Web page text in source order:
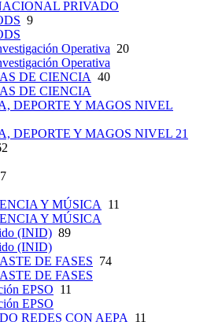
PRIVADO
9
Operativa 20
Operativa
DE CIENCIA 40
DE CIENCIA
DEPORTE Y MAGOS NIVEL
DEPORTE Y MAGOS NIVEL 21
7
Y MÚSICA
11
Y MÚSICA
(INID) 89
(INID)
DE FASES 74
DE FASES
EPSO 11
EPSO
REDES CON AEPA
11